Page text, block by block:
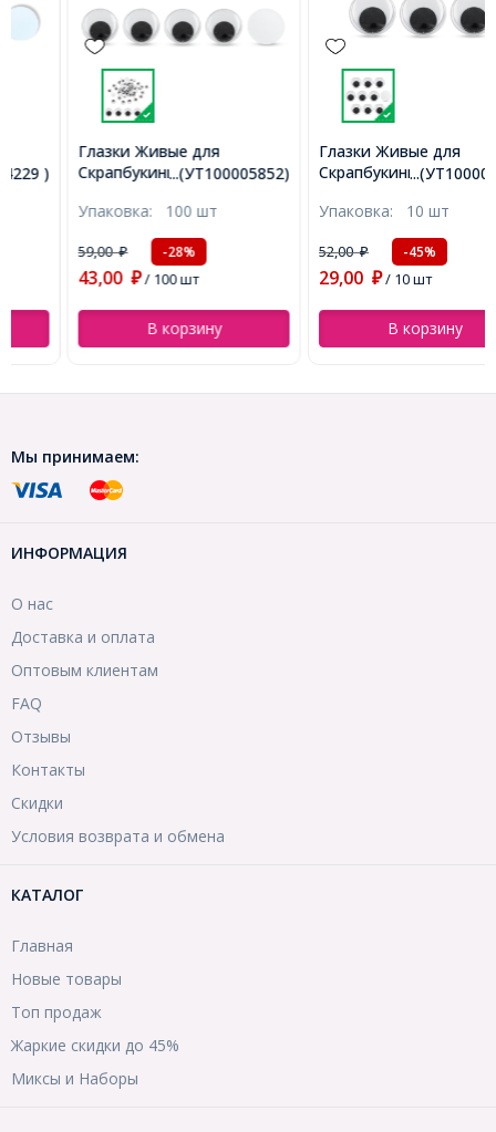
...(УТ100005852)
Глазки Живые для
Скрапбукинга и Игрушек
(УТ100005852)
Упаковка:100 шт
-28%
₽/ 100 шт
В корзину
...(УТ100009531)
Глазки Живые для
Скрапбукинга и игрушек,
(УТ100009531)
Упаковка:10 шт
-45%
₽/ 10 шт
В корзину
Мы принимаем:
ИНФОРМАЦИЯ
О нас
Доставка и оплата
Оптовым клиентам
FAQ
Отзывы
Контакты
Скидки
Условия возврата и обмена
КАТАЛОГ
Главная
Новые товары
Топ продаж
Жаркие скидки до 45%
Миксы и Наборы